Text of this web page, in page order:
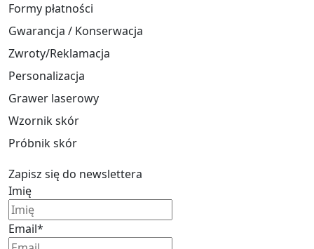
Formy płatności
Gwarancja / Konserwacja
Zwroty/Reklamacja
Personalizacja
Grawer laserowy
Wzornik skór
Próbnik skór
Zapisz się do newslettera
Imię
Email*